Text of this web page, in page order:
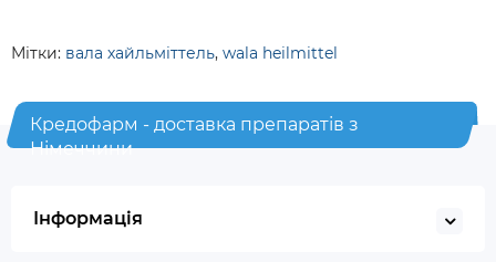
Мітки: вала хайльміттель, wala heilmittel
Кредофарм - доставка препаратів з
Німеччини
Інформація